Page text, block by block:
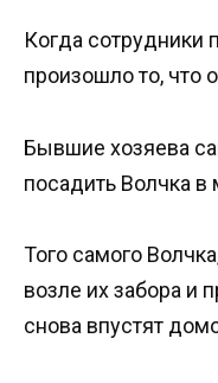
Когда сотрудники
произошло то, что
Бывшие хозяева
посадить Волчка в
Того самого
возле их забора и
снова впустят